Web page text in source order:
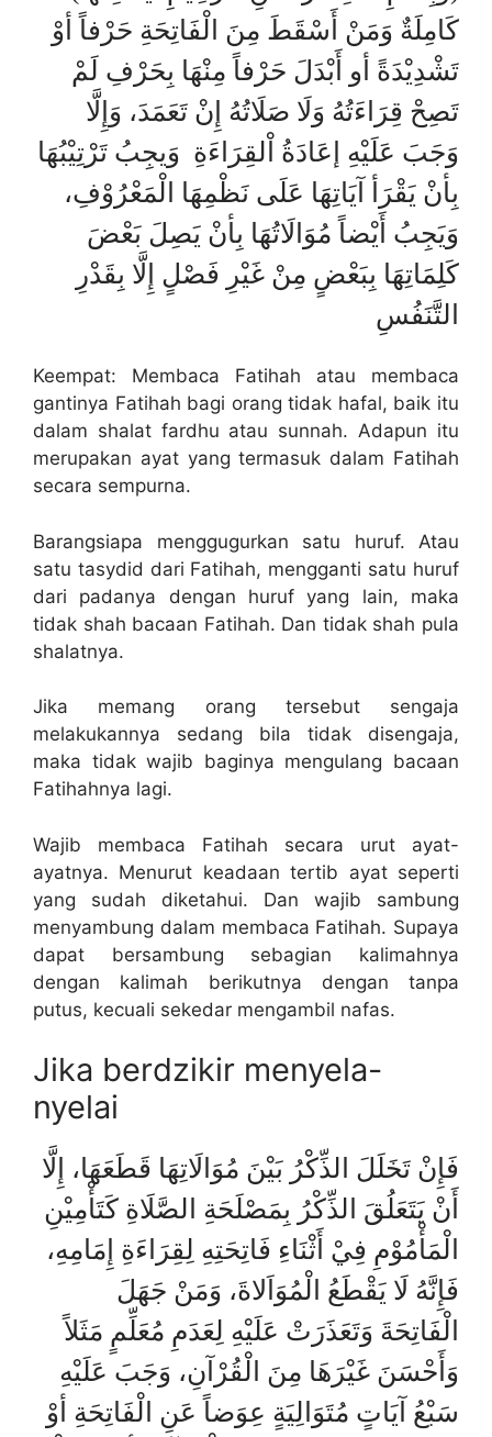
كَامِلَةٌ وَمَنْ أَسْقَطَ مِنَ الْفَاتِحَةِ حَرْفاً أوْ
تَشْدِيْدَةً أو أَبْدَلَ حَرْفاً مِنْهَا بِحَرْفِ لَمْ
تَصِحْ قِرَاءَتُهُ وَلَا صَلَاتُهُ إِنْ تَعَمَدَ، وَإِلَّا
وَجَبَ عَلَيْهِ إعَادَةُ اْلقِرَاءَةِ وَيجِبُ تَرْتِيْبُهَا
بِأنْ يَقْرَأ آيَاتِهَا عَلَى نَظْمِهَا الْمَعْرُوْفِ،
وَيَجِبُ أَيْضاً مُوَالَاتُهَا بِأنْ يَصِلَ بَعْضَ
كَلِمَاتِهَا بِبَعْضٍ مِنْ غَيْرِ فَصْلٍ إِلَّا بِقَدْرِ
التَّنَفُسِ
Keempat: Membaca Fatihah atau membaca
gantinya Fatihah bagi orang tidak hafal, baik itu
dalam shalat fardhu atau sunnah. Adapun itu
merupakan ayat yang termasuk dalam Fatihah
secara sempurna.
Barangsiapa menggugurkan satu huruf. Atau
satu tasydid dari Fatihah, mengganti satu huruf
dari padanya dengan huruf yang lain, maka
tidak shah bacaan Fatihah. Dan tidak shah pula
shalatnya.
Jika memang orang tersebut sengaja
melakukannya sedang bila tidak disengaja,
maka tidak wajib baginya mengulang bacaan
Fatihahnya lagi.
Wajib membaca Fatihah secara urut ayat-
ayatnya. Menurut keadaan tertib ayat seperti
yang sudah diketahui. Dan wajib sambung
menyambung dalam membaca Fatihah. Supaya
dapat bersambung sebagian kalimahnya
dengan kalimah berikutnya dengan tanpa
putus, kecuali sekedar mengambil nafas.
Jika berdzikir menyela-
nyelai
فَإِنْ تَخَلَلَ الذِّكْرُ بَيْنَ مُوَالَاتِهَا قَطَعَهَا، إِلَّا
أَنْ يَتَعَلُقَ الذِّكْرُ بِمَصْلَحَةِ الصَّلَاةِ كَتَأْمِيْنِ
الْمَأْمُوْمِ فِيْ أَثْنَاءِ فَاتِحَتِهِ لِقِرَاءَةِ إِمَامِهِ،
فَإِنَّهُ لَا يَقْطَعُ الْمُوَاَلاةَ، وَمَنْ جَهَلَ
الْفَاتِحَةَ وَتَعَذَرَتْ عَلَيْهِ لِعَدَمِ مُعَلِّمٍ مَثَلاً
وَأَحْسَنَ غَيْرَهَا مِنَ الْقُرْآنِ، وَجَبَ عَلَيْهِ
سَبْعُ آيَاتٍ مُتَوَالِيَةٍ عِوَضاً عَنِ الْفَاتِحَةِ أوْ